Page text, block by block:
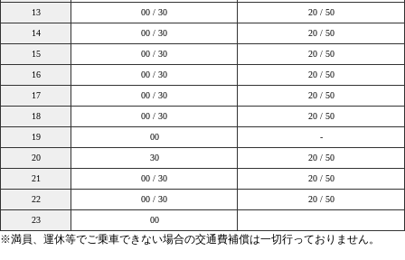
13 00 / 30 20 / 50
14 00 / 30 20 / 50
15 00 / 30 20 / 50
16 00 / 30 20 / 50
17 00 / 30 20 / 50
18 00 / 30 20 / 50
19 00 -
20 30 20 / 50
21 00 / 30 20 / 50
22 00 / 30 20 / 50
23 00
※満員、運休等でご乗車できない場合の交通費補償は一切行っておりません。